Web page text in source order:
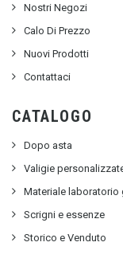
Nostri Negozi
Calo Di Prezzo
Nuovi Prodotti
Contattaci
CATALOGO
Dopo asta
Valigie
Materiale
Scrigni e essenze
Storico e Venduto